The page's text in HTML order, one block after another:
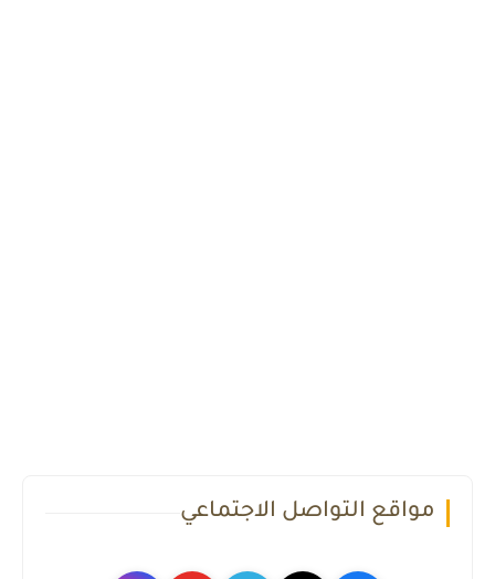
مواقع التواصل الاجتماعي